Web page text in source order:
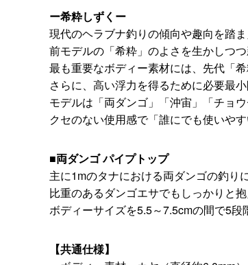
ー希粋しずくー
現代のヘラブナ釣りの傾向や趣向を踏
前モデルの「希粋」のよさを生かしつ
最も重要なボディー素材には、先代「
さらに、高い浮力を得るために必要最
モデルは「両ダンゴ」「沖宙」「チョウ
クセのない使用感で「誰にでも使いや
■両ダンゴ パイプトップ
主に1mのタナにおける両ダンゴの釣り
比重のあるダンゴエサでもしっかりと
ボディーサイズを5.5～7.5cmの間で5段
【共通仕様】